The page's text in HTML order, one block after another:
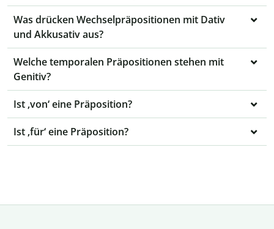
Was drücken Wechselpräpositionen mit Dativ
und Akkusativ aus?
Welche temporalen Präpositionen stehen mit
Genitiv?
Ist ‚von‘ eine Präposition?
Ist ‚für‘ eine Präposition?